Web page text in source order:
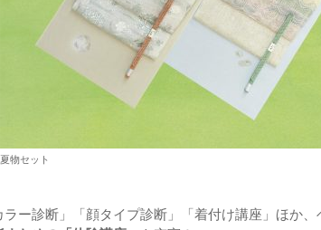
夏物セット
ー診断」「顔タイプ診断」「着付け講座」ほか